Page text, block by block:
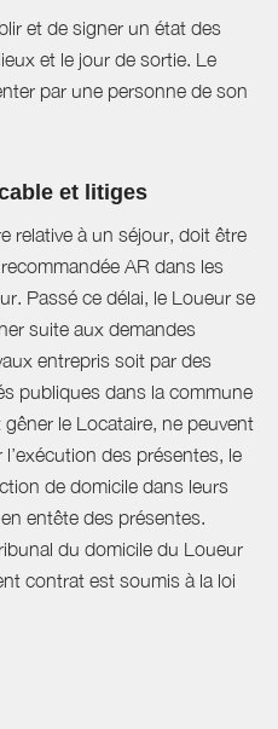
et de signer un état des
et le jour de sortie. Le
par une personne de son
et litiges
relative à un séjour, doit être
AR dans les
Passé ce délai, le Loueur se
suite aux demandes
entrepris soit par des
publiques dans la commune
le Locataire, ne peuvent
des présentes, le
de domicile dans leurs
entête des présentes.
du domicile du Loueur
contrat est soumis à la loi